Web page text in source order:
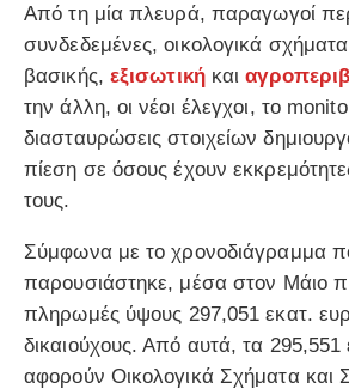
Από τη μία πλευρά, παραγωγοί
συνδεδεμένες, οικολογικά
βασικής, εξισωτικήκαι
την άλλη, οι νέοι έλεγχοι, το
διασταυρώσεις στοιχείων
πίεση σε όσους έχουν
τους.
Σύμφωνα με το χρονοδιάγραμμα
παρουσιάστηκε, μέσα στον Μάιο
πληρωμές ύψους 297,051 εκατ.
δικαιούχους. Από αυτά, τα
αφορούν Οικολογικά Σχήματα και